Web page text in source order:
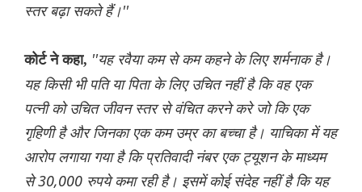
स्तर बढ़ा सकते हैं।''
कोर्ट ने कहा, ''यह रवैया कम से कम कहने के लिए शर्मनाक है।
यह किसी भी पति या पिता के लिए उचित नहीं है कि वह एक
पत्नी को उचित जीवन स्तर से वंचित करने करे जो कि एक
गृहिणी है और जिनका एक कम उम्र का बच्चा है। याचिका में यह
आरोप लगाया गया है कि प्रतिवादी नंबर एक ट्यूशन के माध्यम
से 30,000 रुपये कमा रही है। इसमें कोई संदेह नहीं है कि यह